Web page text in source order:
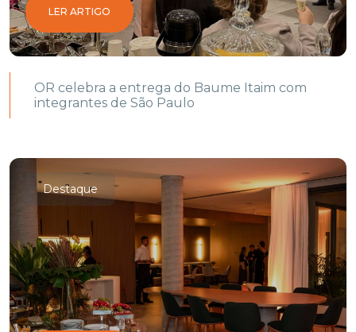
LER ARTIGO
OR celebra a entrega do Baume Itaim com
integrantes de São Paulo
Destaque